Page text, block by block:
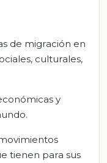
de migración en
culturales,
y
tienen para sus